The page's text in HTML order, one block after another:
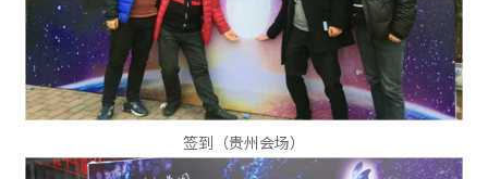
签到（贵州会场）